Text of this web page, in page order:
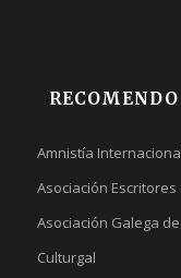
RECOMENDO
Amnistía
Asociación
Asociación Galega
Culturgal